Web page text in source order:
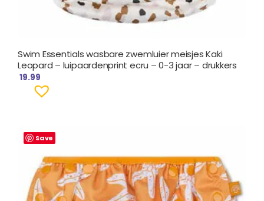
Swim Essentials wasbare zwemluier meisjes Kaki
Leopard – luipaardenprint ecru – 0-3 jaar – drukkers
19.99
Save